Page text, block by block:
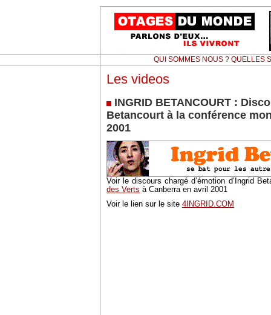
QUI SOMMES NOUS ? QUELLES
Les videos
INGRID BETANCOURT :
Betancourt à la conférence
2001
Voir le discours chargé d’émotion d’Ingrid
des Verts à Canberra en avril 2001
Voir le lien sur le site 4INGRID.COM